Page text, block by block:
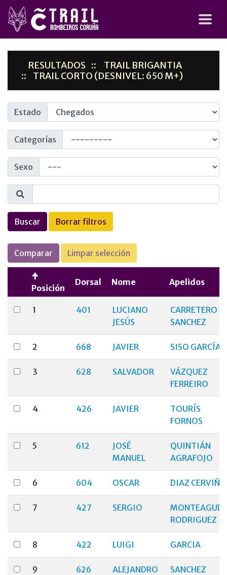
RESULTADOS
TRAIL BRIGANTIA
TRAIL CORTO (DESNIVEL: 650 M+)
Estado
Categorías
Sexo
Buscar Borrar filtros
Comparar Limpar selección
Posición
Dorsal Nome Apelidos
1 401
LUCIANO
JESÚS
CARRETERO
SANCHEZ
2 668 JAVIER SISO GARCÍA
3 628 SALVADOR
VÁZQUEZ
FERREIRO
4 426 JAVIER
TOURÍS
FORNOS
5 612
JOSÉ
MANUEL
QUINTIÁN
AGRAFOJO
6 604 OSCAR DIAZ CERVIÑO
7 427 SERGIO
RODRIGUEZ
8 422 LUIGI GARCIA
9 626 ALEJANDRO
SANCHEZ